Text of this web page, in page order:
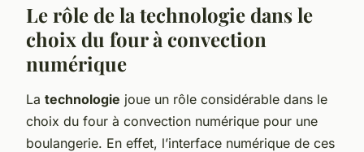
Le rôle de la technologie dans le
choix du four à convection
numérique
La technologie joue un rôle considérable dans le
choix du four à convection numérique pour une
boulangerie. En effet, l’interface numérique de ces